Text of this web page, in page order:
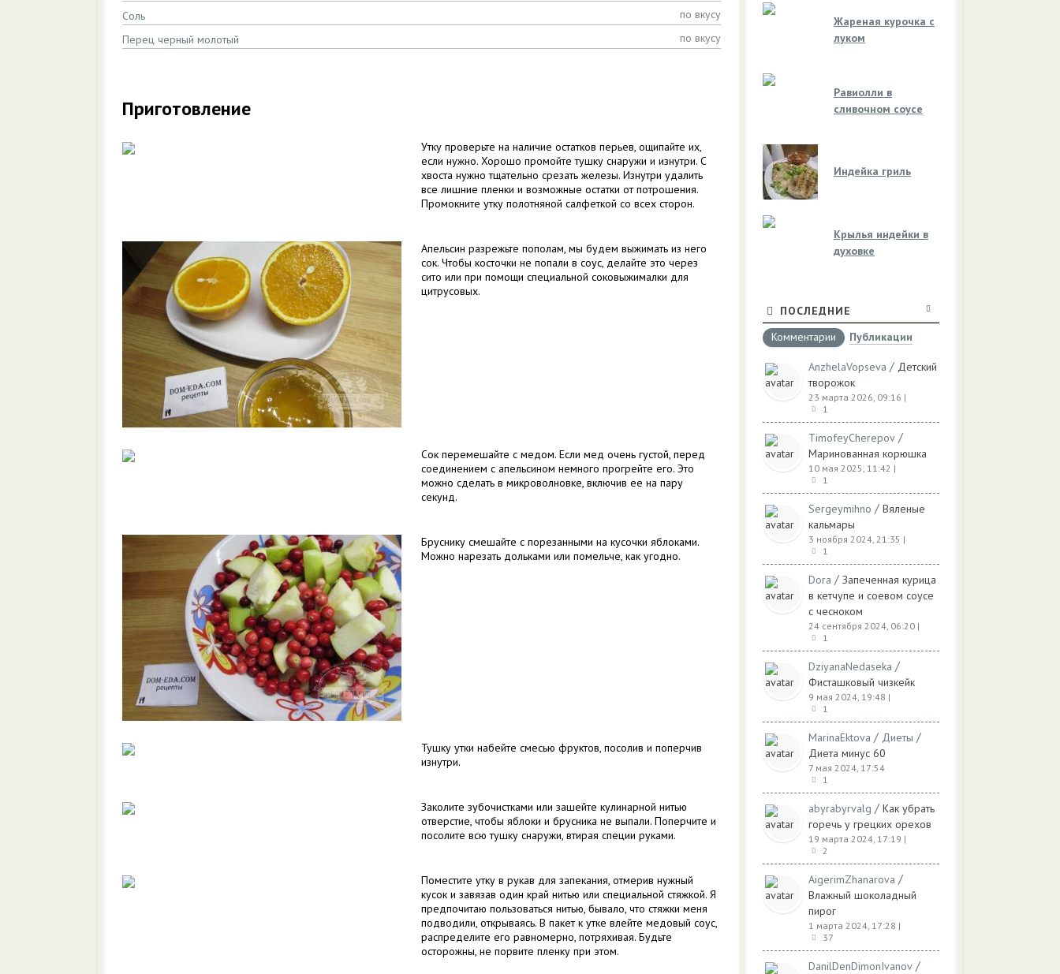
Соль
по вкусу
Перец черный молотый
по вкусу
Приготовление
Утку проверьте на наличие остатков перьев, ощипайте их,
если нужно. Хорошо промойте тушку снаружи и изнутри. С
хвоста нужно тщательно срезать железы. Изнутри удалить
все лишние пленки и возможные остатки от потрошения.
Промокните утку полотняной салфеткой со всех сторон.
Апельсин разрежьте пополам, мы будем выжимать из него
сок. Чтобы косточки не попали в соус, делайте это через
сито или при помощи специальной соковыжималки для
цитрусовых.
Сок перемешайте с медом. Если мед очень густой, перед
соединением с апельсином немного прогрейте его. Это
можно сделать в микроволновке, включив ее на пару
секунд.
Бруснику смешайте с порезанными на кусочки яблоками.
Можно нарезать дольками или помельче, как угодно.
Тушку утки набейте смесью фруктов, посолив и поперчив
изнутри.
Заколите зубочистками или зашейте кулинарной нитью
отверстие, чтобы яблоки и брусника не выпали. Поперчите и
посолите всю тушку снаружи, втирая специи руками.
Поместите утку в рукав для запекания, отмерив нужный
кусок и завязав один край нитью или специальной стяжкой. Я
предпочитаю пользоваться нитью, бывало, что стяжки меня
подводили, открываясь. В пакет к утке влейте медовый соус,
распределите его равномерно, потряхивая. Будьте
осторожны, не порвите пленку при этом.
Жареная курочка с
луком
Равиолли в
сливочном соусе
Индейка гриль
Крылья индейки в
духовке
ПОСЛЕДНИЕ
Комментарии
Публикации
AnzhelaVopseva / Детский
творожок
23 марта 2026, 09:16 |
1
TimofeyCherepov /
Маринованная корюшка
10 мая 2025, 11:42 |
1
Sergeymihno / Вяленые
кальмары
3 ноября 2024, 21:35 |
1
Dora / Запеченная курица
в кетчупе и соевом соусе
с чесноком
24 сентября 2024, 06:20 |
1
DziyanaNedaseka /
Фисташковый чизкейк
9 мая 2024, 19:48 |
1
MarinaEktova / Диеты /
Диета минус 60
7 мая 2024, 17:54
1
abyrabyrvalg / Как убрать
горечь у грецких орехов
19 марта 2024, 17:19 |
2
AigerimZhanarova /
Влажный шоколадный
пирог
1 марта 2024, 17:28 |
37
DanilDenDimonIvanov /